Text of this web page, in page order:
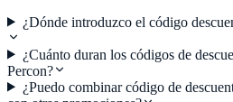
¿Dónde introduzco el código
¿Cuánto duran los códigos de
Percon?
¿Puedo combinar código de